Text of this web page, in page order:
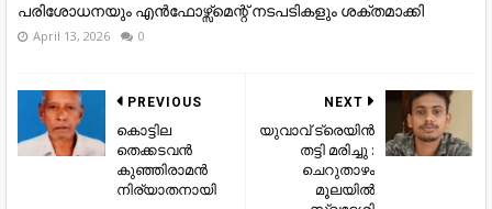
പരിശോധനയും എൻഫോഴ്സ്മെന്റ് നടപടികളും ശക്തമാക്കി
April 13, 2026 0
NEXT
യുവാവ് ട്രെയിൻ
തട്ടി മരിച്ചു :
ചെറുതാഴം
മൂലയിൽ
PREVIOUS
കൊട്ടില
തെക്കടവൻ
കുഞ്ഞിരാമൻ
നിര്യാതനായി